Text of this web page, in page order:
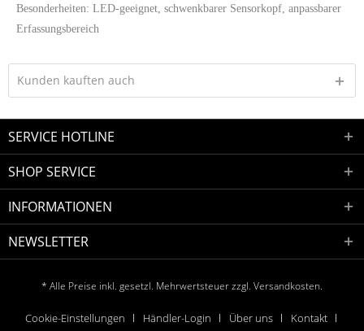
Besonderheiten: LED-geeignet, schwenkbarer Sensorkopf, anpassbarer
Erfassungsbereich
Kunden kauften auch
SERVICE HOTLINE
SHOP SERVICE
INFORMATIONEN
NEWSLETTER
* Alle Preise inkl. gesetzl. Mehrwertsteuer zzgl. Versandkosten.
Cookie-Einstellungen Händler-Login Über uns Kontakt